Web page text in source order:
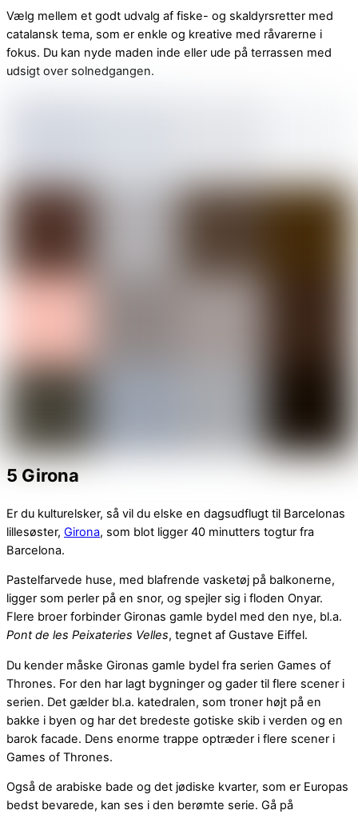
Vælg mellem et godt udvalg af fiske- og skaldyrsretter med
catalansk tema, som er enkle og kreative med råvarerne i
fokus. Du kan nyde maden inde eller ude på terrassen med
udsigt over solnedgangen.
5 Girona
Er du kulturelsker, så vil du elske en dagsudflugt til Barcelonas
lillesøster, Girona, som blot ligger 40 minutters togtur fra
Barcelona.
Pastelfarvede huse, med blafrende vasketøj på balkonerne,
ligger som perler på en snor, og spejler sig i floden Onyar.
Flere broer forbinder Gironas gamle bydel med den nye, bl.a.
Pont de les Peixateries Velles, tegnet af Gustave Eiffel.
Du kender måske Gironas gamle bydel fra serien Games of
Thrones. For den har lagt bygninger og gader til flere scener i
serien. Det gælder bl.a. katedralen, som troner højt på en
bakke i byen og har det bredeste gotiske skib i verden og en
barok facade. Dens enorme trappe optræder i flere scener i
Games of Thrones.
Også de arabiske bade og det jødiske kvarter, som er Europas
bedst bevarede, kan ses i den berømte serie. Gå på